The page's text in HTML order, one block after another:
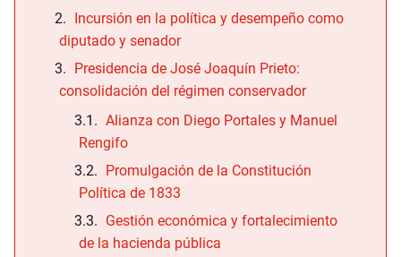
Incursión en la política y desempeño como
diputado y senador
Presidencia de José Joaquín Prieto:
consolidación del régimen conservador
Alianza con Diego Portales y Manuel
Rengifo
Promulgación de la Constitución
Política de 1833
Gestión económica y fortalecimiento
de la hacienda pública